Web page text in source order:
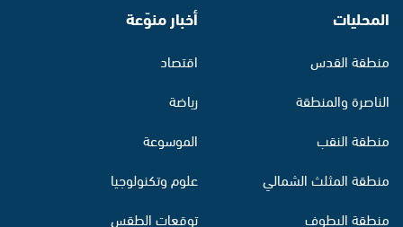
المحليات
منطقة القدس
الناصرة والمنطقة
منطقة النقب
منطقة المثلث الشمالي
منطقة البطوف
أخبار منوّعة
اقتصاد
رياضة
الموسوعة
علوم وتكنولوجيا
توقعات الطقس